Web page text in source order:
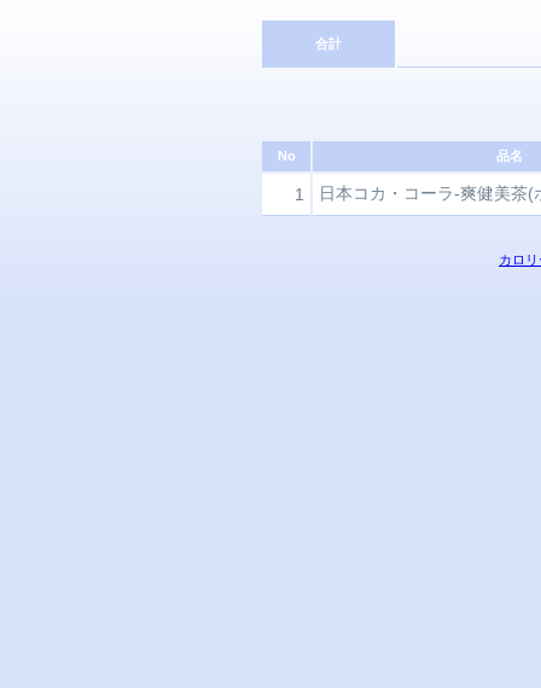
合計
No 品名
1 日本コカ・コーラ-爽健美茶(
カロ